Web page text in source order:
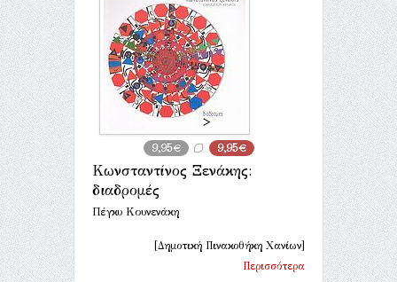
9,95€ 9,95€
Κωνσταντίνος Ξενάκης:
διαδρομές
Πέγκυ Κουνενάκη
[Δημοτική Πινακοθήκη Χανίων]
Περισσότερα